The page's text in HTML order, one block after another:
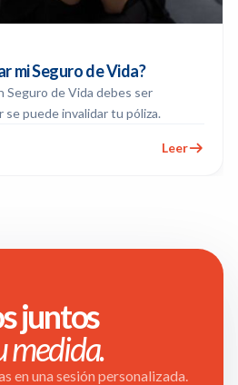
mi Seguro de Vida?
Seguro de Vida debes ser
puede invalidar tu póliza.
Leer
juntos
medida.
en una sesión personalizada.